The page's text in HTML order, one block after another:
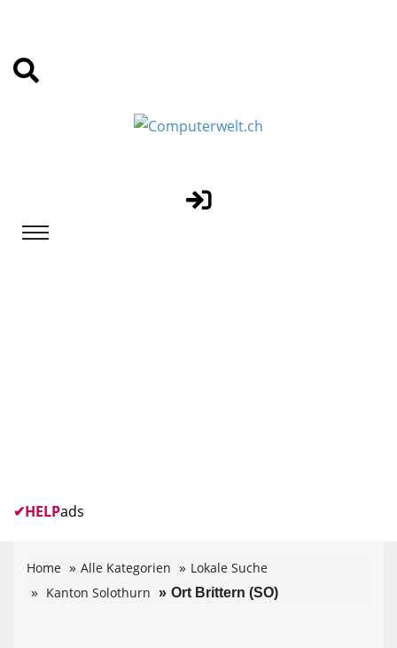
✔HELPads
Home Alle Kategorien
Lokale Suche
Kanton Solothurn
Ort Brittern (SO)